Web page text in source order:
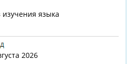
изучения языка
2026